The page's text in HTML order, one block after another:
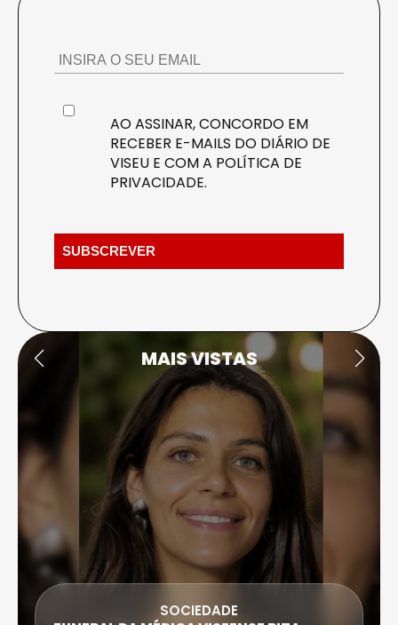
AO ASSINAR, CONCORDO EM
RECEBER E-MAILS DO DIÁRIO DE
VISEU E COM A POLÍTICA DE
PRIVACIDADE.
MAIS VISTAS
SOCIEDADE